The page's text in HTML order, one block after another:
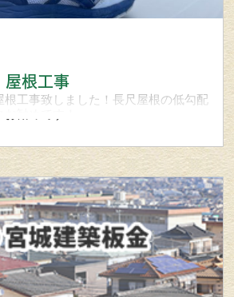
根工事
根工事致しました！長尺屋根の低勾配
なら笠間市の宮城建築板金まで問い